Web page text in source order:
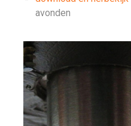
avonden